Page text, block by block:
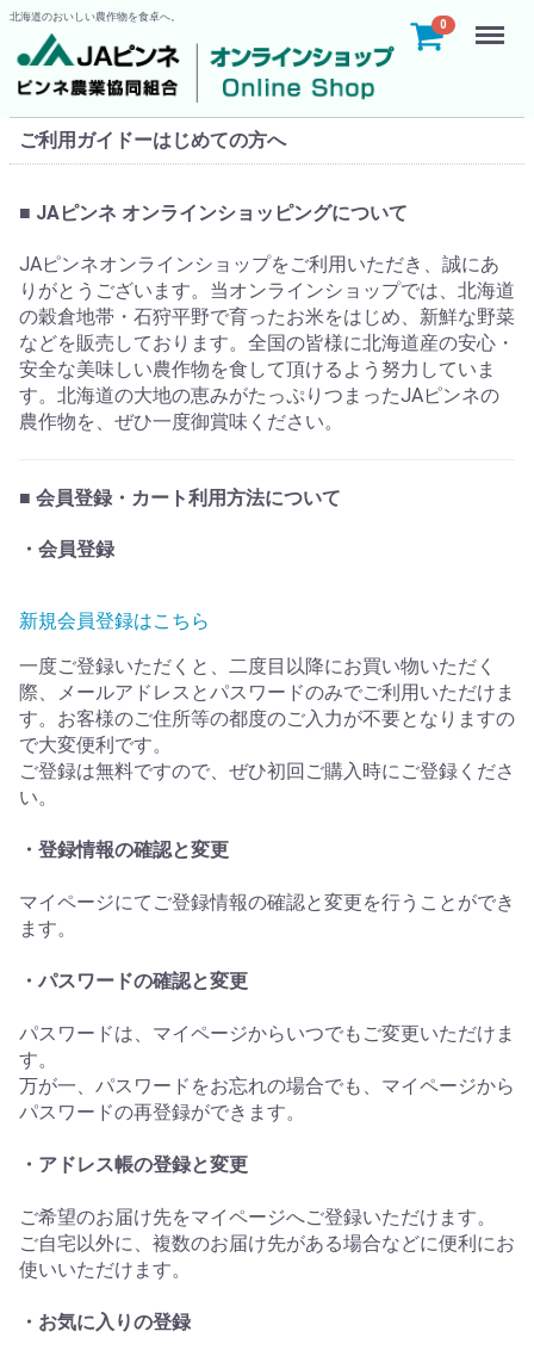
北海道のおいしい農作物を食卓へ。
0 Menu
ご利用ガイドーはじめての方へ
■ JAピンネ オンラインショッピングについて
JAピンネオンラインショップをご利用いただき、誠にあ
りがとうございます。当オンラインショップでは、北海道
の穀倉地帯・石狩平野で育ったお米をはじめ、新鮮な野菜
などを販売しております。全国の皆様に北海道産の安心・
安全な美味しい農作物を食して頂けるよう努力していま
す。北海道の大地の恵みがたっぷりつまったJAピンネの
農作物を、ぜひ一度御賞味ください。
■ 会員登録・カート利用方法について
・会員登録
新規会員登録はこちら
一度ご登録いただくと、二度目以降にお買い物いただく
際、メールアドレスとパスワードのみでご利用いただけま
す。お客様のご住所等の都度のご入力が不要となりますの
で大変便利です。
ご登録は無料ですので、ぜひ初回ご購入時にご登録くださ
い。
・登録情報の確認と変更
マイページにてご登録情報の確認と変更を行うことができ
ます。
・パスワードの確認と変更
パスワードは、マイページからいつでもご変更いただけま
す。
万が一、パスワードをお忘れの場合でも、マイページから
パスワードの再登録ができます。
・アドレス帳の登録と変更
ご希望のお届け先をマイページへご登録いただけます。
ご自宅以外に、複数のお届け先がある場合などに便利にお
使いいただけます。
・お気に入りの登録